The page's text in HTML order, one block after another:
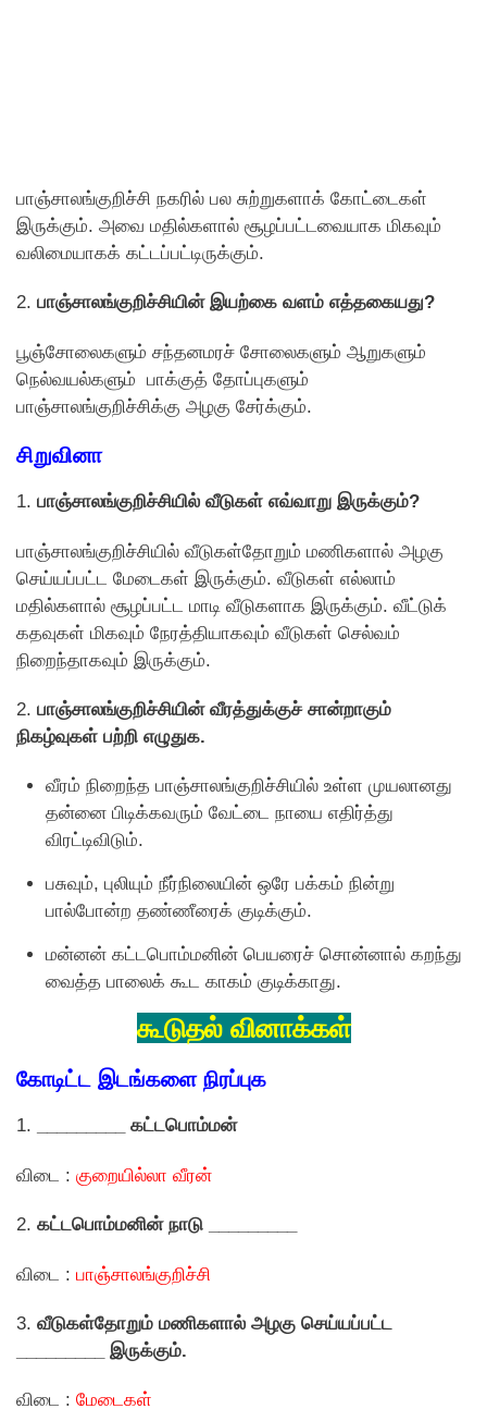
பாஞ்சாலங்குறிச்சி நகரில் பல சுற்றுகளாக் கோட்டைகள்
இருக்கும். அவை மதில்களால் சூழப்பட்டவையாக மிகவும்
வலிமையாகக் கட்டப்பட்டிருக்கும்.
2. பாஞ்சாலங்குறிச்சியின் இயற்கை வளம் எத்தகையது?
பூஞ்சோலைகளும் சந்தனமரச் சோலைகளும் ஆறுகளும்
நெல்வயல்களும் பாக்குத் தோப்புகளும்
பாஞ்சாலங்குறிச்சிக்கு அழகு சேர்க்கும்.
சிறுவினா
1. பாஞ்சாலங்குறிச்சியில் வீடுகள் எவ்வாறு இருக்கும்?
பாஞ்சாலங்குறிச்சியில் வீடுகள்தோறும் மணிகளால் அழகு
செய்யப்பட்ட மேடைகள் இருக்கும். வீடுகள் எல்லாம்
மதில்களால் சூழப்பட்ட மாடி வீடுகளாக இருக்கும். வீட்டுக்
கதவுகள் மிகவும் நேரத்தியாகவும் வீடுகள் செல்வம்
நிறைந்தாகவும் இருக்கும்.
2. பாஞ்சாலங்குறிச்சியின் வீரத்துக்குச் சான்றாகும்
நிகழ்வுகள் பற்றி எழுதுக.
வீரம் நிறைந்த பாஞ்சாலங்குறிச்சியில் உள்ள முயலானது
தன்னை பிடிக்கவரும் வேட்டை நாயை எதிர்த்து
விரட்டிவிடும்.
பசுவும், புலியும் நீர்நிலையின் ஒரே பக்கம் நின்று
பால்போன்ற தண்ணீரைக் குடிக்கும்.
மன்னன் கட்டபொம்மனின் பெயரைச் சொன்னால் கறந்து
வைத்த பாலைக் கூட காகம் குடிக்காது.
கூடுதல் வினாக்கள்
கோடிட்ட இடங்களை நிரப்புக
1. கட்டபொம்மன்
விடை : குறையில்லா வீரன்
2. கட்டபொம்மனின் நாடு _________
விடை : பாஞ்சாலங்குறிச்சி
3. வீடுகள்தோறும் மணிகளால் அழகு செய்யப்பட்ட
_________ இருக்கும்.
விடை : மேடைகள்